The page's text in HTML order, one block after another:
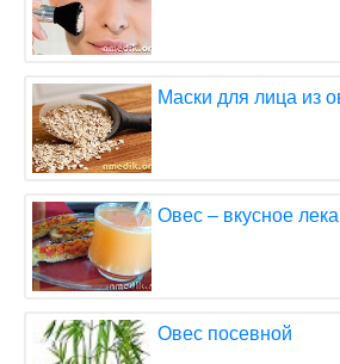
Маски для лица из
Овес – вкусное
Овес посевной